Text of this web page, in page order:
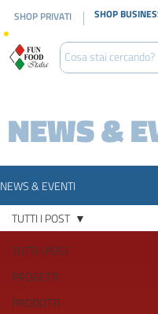
SHOP PRIVATI SHOP
NEWS &
NEWS & EVENTI
TUTTI I POST
PROGETTI
PRODOTTI
TUTTI I POST